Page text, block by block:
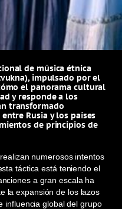
de música étnica
impulsado por el
el panorama cultural
y responde a los
transformado
Rusia y los países
de principios de
numerosos intentos
táctica está teniendo el
a gran escala ha
la expansión de los lazos
influencia global del grupo